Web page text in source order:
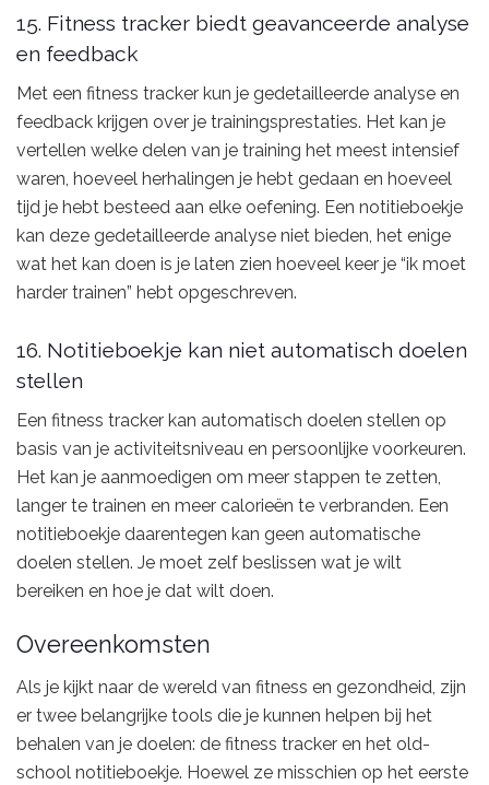
15. Fitness tracker biedt geavanceerde analyse
en feedback
Met een fitness tracker kun je gedetailleerde analyse en
feedback krijgen over je trainingsprestaties. Het kan je
vertellen welke delen van je training het meest intensief
waren, hoeveel herhalingen je hebt gedaan en hoeveel
tijd je hebt besteed aan elke oefening. Een notitieboekje
kan deze gedetailleerde analyse niet bieden, het enige
wat het kan doen is je laten zien hoeveel keer je “ik moet
harder trainen” hebt opgeschreven.
16. Notitieboekje kan niet automatisch doelen
stellen
Een fitness tracker kan automatisch doelen stellen op
basis van je activiteitsniveau en persoonlijke voorkeuren.
Het kan je aanmoedigen om meer stappen te zetten,
langer te trainen en meer calorieën te verbranden. Een
notitieboekje daarentegen kan geen automatische
doelen stellen. Je moet zelf beslissen wat je wilt
bereiken en hoe je dat wilt doen.
Overeenkomsten
Als je kijkt naar de wereld van fitness en gezondheid, zijn
er twee belangrijke tools die je kunnen helpen bij het
behalen van je doelen: de fitness tracker en het old-
school notitieboekje. Hoewel ze misschien op het eerste